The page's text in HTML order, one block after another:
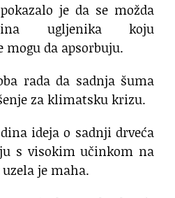
je da se možda
ugljenika koju
mogu da apsorbuju.
rada da sadnja šuma
za klimatsku krizu.
ideja o sadnji drveća
s visokim učinkom na
je maha.